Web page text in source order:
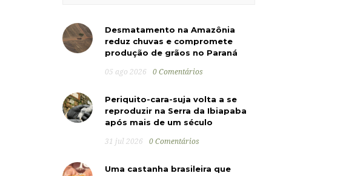
Desmatamento na Amazônia
reduz chuvas e compromete
produção de grãos no Paraná
05 ago 2026 0 Comentários
Periquito-cara-suja volta a se
reproduzir na Serra da Ibiapaba
após mais de um século
31 jul 2026 0 Comentários
Uma castanha brasileira que